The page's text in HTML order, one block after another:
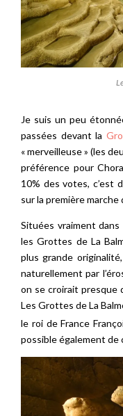
Je suis un peu
passées devant la
« merveilleuse » (les
préférence pour
10% des votes, c’est
sur la première marche
Situées vraiment dans
les Grottes de La
plus grande
naturellement par
on se croirait presque
Les Grottes de La
le roi de France
possible également de